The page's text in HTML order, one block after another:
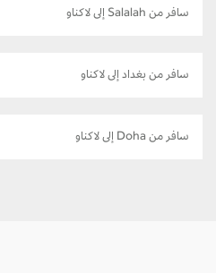
سافر من Salalah إلى لاكناو
سافر من بغداد إلى لاكناو
سافر من Doha إلى لاكناو